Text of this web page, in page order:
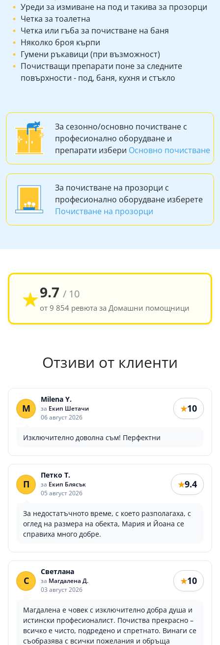
Уреди за измиване на под и такива за прозорци
Четка за тоалетна
Четка или гъба за почистване на баня
Няколко броя кърпи
Гумени ръкавици (при възможност)
Почистващи препарати поне за следните
повърхности - под, баня, кухня и стъкло
За сезонно/основно почистване с
професионално оборудване и
препарати избери Основно почистване
За почистване на прозорци с
професионално оборудване изберете
Почистване на прозорци
★9.7 / 10
от 9 854 ревюта за Домашни помощници
Отзиви от клиенти
M
Milena Y.
за Екип Шетачи
06 август 2026
★10
Изключително доволна съм! Перфектни
П
Петко Т.
за Екип Блясък
05 август 2026
★9.4
За недостатъчното време, с което разполагаха, с
оглед на размера на обекта, Мария и Йоана се
справиха много добре.
С
Светлана
за Магдалена Д.
03 август 2026
★10
Магдалена е човек с изключително добра душа и
истински професионалист. Почиства прекрасно –
всичко е чисто, подредено и спретнато. Винаги се
съобразява с всички пожелания и обръща